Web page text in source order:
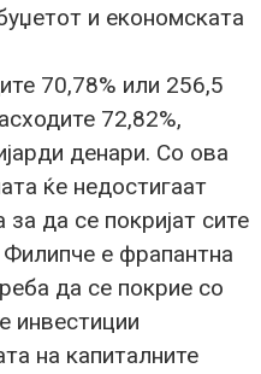
и економската
70,78% или 256,5
72,82%,
денари. Со ова
ќе недостигаат
да се покријат сите
е фрапантна
да се покрие со
инвестиции
на капиталните